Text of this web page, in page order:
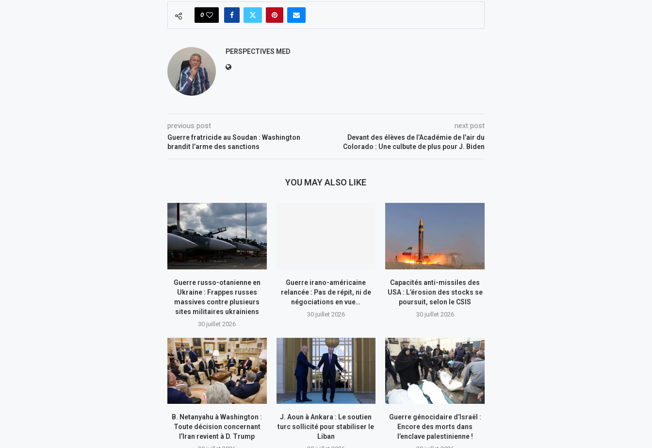
0
PERSPECTIVES MED
previous post
Guerre fratricide au Soudan : Washington
brandit l’arme des sanctions
next post
Devant des élèves de l’Académie de l’air du
Colorado : Une culbute de plus pour J. Biden
YOU MAY ALSO LIKE
Guerre russo-otanienne en
Ukraine : Frappes russes
massives contre plusieurs
sites militaires ukrainiens
30 juillet 2026
Guerre irano-américaine
relancée : Pas de répit, ni de
négociations en vue…
30 juillet 2026
Capacités anti-missiles des
USA : L’érosion des stocks se
poursuit, selon le CSIS
30 juillet 2026
B. Netanyahu à Washington :
Toute décision concernant
l’Iran revient à D. Trump
J. Aoun à Ankara : Le soutien
turc sollicité pour stabiliser le
Liban
Guerre génocidaire d’Israël :
Encore des morts dans
l’enclave palestinienne !